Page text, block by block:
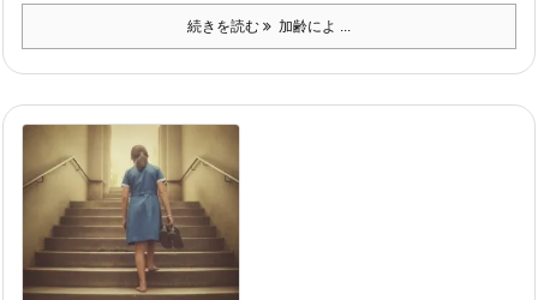
続きを読む 加齢によ ...